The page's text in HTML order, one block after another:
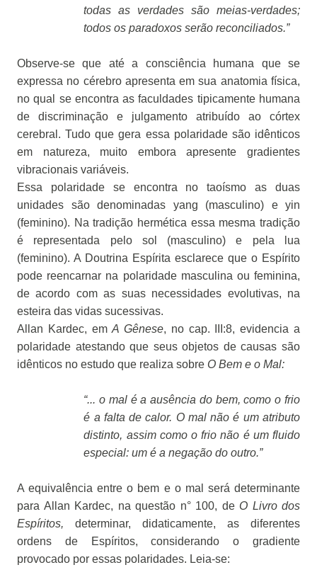
todas as verdades são meias-verdades;
todos os paradoxos serão reconciliados.”
Observe-se que até a consciência humana que se
expressa no cérebro apresenta em sua anatomia física,
no qual se encontra as faculdades tipicamente humana
de discriminação e julgamento atribuído ao córtex
cerebral. Tudo que gera essa polaridade são idênticos
em natureza, muito embora apresente gradientes
vibracionais variáveis.
Essa polaridade se encontra no taoísmo as duas
unidades são denominadas yang (masculino) e yin
(feminino). Na tradição hermética essa mesma tradição
é representada pelo sol (masculino) e pela lua
(feminino). A Doutrina Espírita esclarece que o Espírito
pode reencarnar na polaridade masculina ou feminina,
de acordo com as suas necessidades evolutivas, na
esteira das vidas sucessivas.
Allan Kardec, emA Gênese, no cap. III:8, evidencia a
polaridade atestando que seus objetos de causas são
idênticos no estudo que realiza sobre O Bem e o Mal:
“... o mal é a ausência do bem, como o frio
é a falta de calor. O mal não é um atributo
distinto, assim como o frio não é um fluido
especial: um é a negação do outro.”
A equivalência entre o bem e o mal será determinante
para Allan Kardec, na questão n° 100, de O Livro dos
Espíritos, determinar, didaticamente, as diferentes
ordens de Espíritos, considerando o gradiente
provocado por essas polaridades. Leia-se: